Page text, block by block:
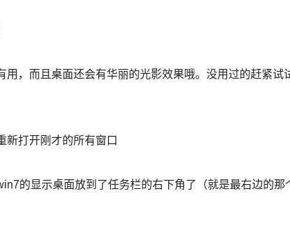
用，而且桌面还会有华丽的光影效果哦。没用过的赶紧试
新打开刚才的所有窗口
的显示桌面放到了任务栏的右下角了（就是最右边的那